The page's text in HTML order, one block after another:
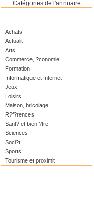
Catégories de l'annuaire
Achats
Actualit
Arts
Commerce, ?conomie
Formation
Informatique et Internet
Jeux
Loisirs
Maison, bricolage
R?f?rences
Sant? et bien ?tre
Sciences
Soci?t
Sports
Tourisme et proximit